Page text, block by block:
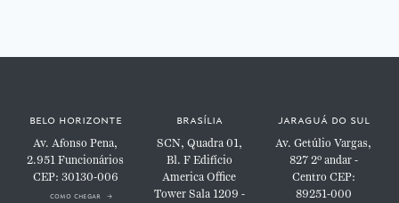
belo horizonte
Av. Afonso Pena,
2.951Funcionários
CEP: 30130-006
como chegar
brasília
SCN, Quadra 01,
Bl. FEdifício
America Office
TowerSala 1209 -
jaraguá do sul
Av. Getúlio Vargas,
8272º andar -
Centro CEP:
89251-000